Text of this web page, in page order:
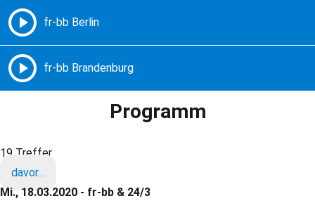
Freie Radios – Berlin Brandenburg
Programm
19 Treffer
davor…
Mi., 18.03.2020 - fr-bb & 24/3